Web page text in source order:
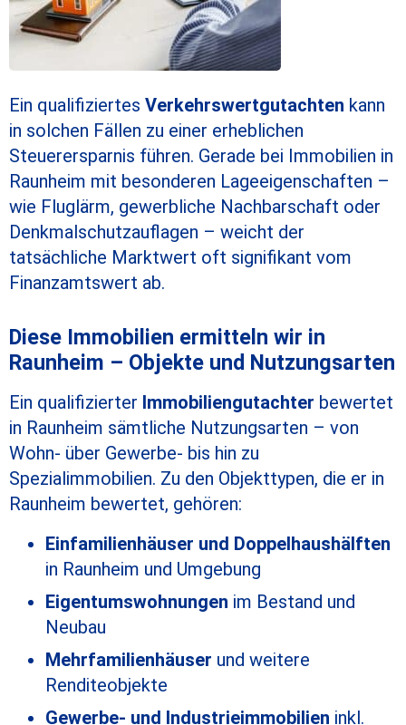
Ein qualifiziertes Verkehrswertgutachten kann
in solchen Fällen zu einer erheblichen
Steuerersparnis führen. Gerade bei Immobilien in
Raunheim mit besonderen Lageeigenschaften –
wie Fluglärm, gewerbliche Nachbarschaft oder
Denkmalschutzauflagen – weicht der
tatsächliche Marktwert oft signifikant vom
Finanzamtswert ab.
Diese Immobilien ermitteln wir in
Raunheim – Objekte und Nutzungsarten
Ein qualifizierter Immobiliengutachter bewertet
in Raunheim sämtliche Nutzungsarten – von
Wohn- über Gewerbe- bis hin zu
Spezialimmobilien. Zu den Objekttypen, die er in
Raunheim bewertet, gehören:
Einfamilienhäuser und Doppelhaushälften
in Raunheim und Umgebung
Eigentumswohnungen im Bestand und
Neubau
Mehrfamilienhäuser und weitere
Renditeobjekte
Gewerbe- und Industrieimmobilien inkl.